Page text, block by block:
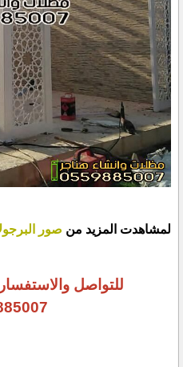
لمشاهدت المزيد من صور
للتواصل